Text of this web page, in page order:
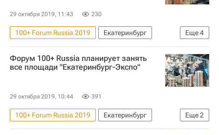
29 октября 2019, 11:43 230
Еще4
100+ Forum Russia 2019
Екатеринбург
Аркадий Чернецкий
Универсиада
Градостроительство
Форум 100+ Russia планирует занять
все площади "Екатеринбург-Экспо"
29 октября 2019, 10:44 391
Еще2
100+ Forum Russia 2019
Екатеринбург
Аркадий Чернецкий
100+ Forum Russia